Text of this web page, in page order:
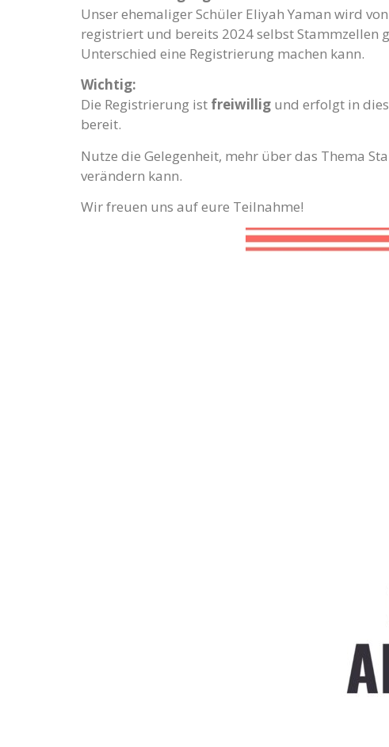
Unser ehemaliger Schüler Eliyah Yaman wird
registriert und bereits 2024 selbst Stammzellen
Unterschied eine Registrierung machen kann.
Wichtig:
Die Registrierung ist freiwillig und erfolgt in
bereit.
Nutze die Gelegenheit, mehr über das Thema
verändern kann.
Wir freuen uns auf eure Teilnahme!